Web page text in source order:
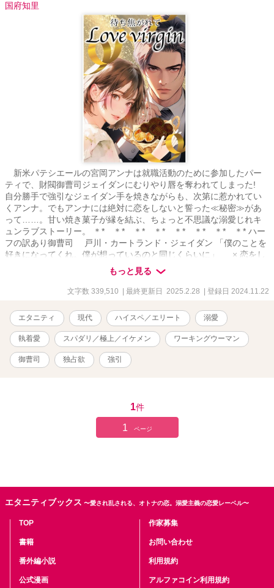
国府知里
新米パテシエールの宮岡アンナは就職活動のために参加したパー
ティで、財閥御曹司ジェイダンにむりやり唇を奪われてしまった!
自分勝手で強引なジェイダン手を焼きながらも、次第に惹かれてい
くアンナ。でもアンナには絶対に恋をしないと誓った≪秘密≫があ
って……。甘い焼き菓子が縁を結ぶ、ちょっと不思議な溺愛じれキ
ュンラブストーリー。 ＊* ＊* ＊* ＊* ＊* ＊* ＊* ＊* ハー
フの訳あり御曹司 戸川・カートランド・ジェイダン 「僕のことを
好きになってくれ。僕が想っているのと同じくらいに」 × 恋をし
ないと決めている求職中のパテシエール 宮岡アンナ 「あなたのよう
な人に、かまっている暇は私にはないのよ！」 ＊* ＊* ＊* ＊*
＊* ＊* ＊* ＊* 便利な「しおり」機能をご利用いただくとさら
最新更新のお知らせが届きますので、こちらもご活用ください。 ***
表紙、挿絵：イラストＡＣ様、他。
もっと見る
文字数 339,510 | 最終更新日 2025.2.28 | 登録日 2024.11.22
エタニティ 現代 ハイスペ／エリート 溺愛
執着愛 スパダリ／極上／イケメン ワーキングウーマン
御曹司 独占欲 強引
1件
1 ページ
エタニティブックス 〜愛され乱される、オトナの恋。溺愛主義の恋愛レーベル〜
TOP
書籍
番外編小説
公式漫画
作家募集
お問い合わせ
利用規約
アルファコイン利用規約